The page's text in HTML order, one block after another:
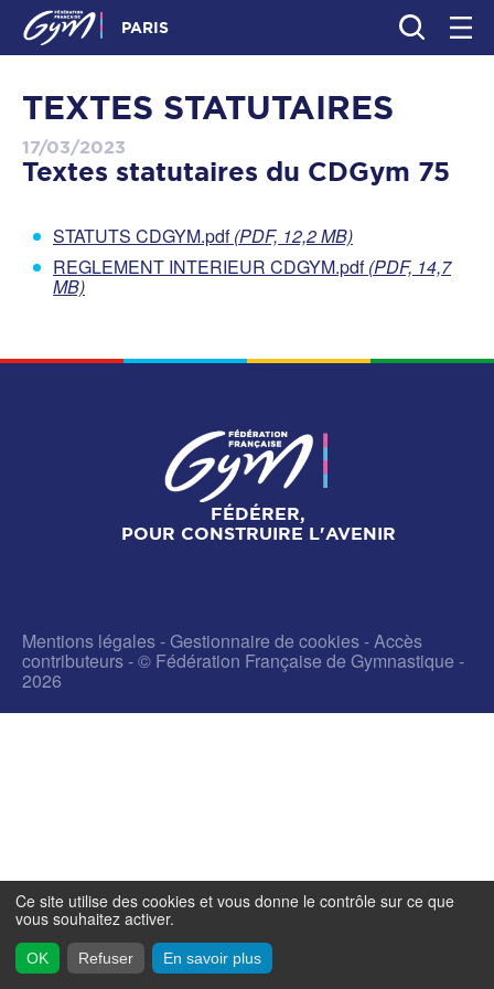
PARIS
TEXTES STATUTAIRES
17/03/2023
Textes statutaires du CDGym 75
STATUTS CDGYM.pdf(PDF, 12,2 MB)
REGLEMENT INTERIEUR CDGYM.pdf(PDF, 14,7
MB)
FÉDÉRER,
POUR CONSTRUIRE L'AVENIR
Mentions légales-Gestionnaire de cookies-Accès
contributeurs- © Fédération Française de Gymnastique -
2026
Ce site utilise des cookies et vous donne le contrôle sur ce que
vous souhaitez activer.
OK Refuser En savoir plus